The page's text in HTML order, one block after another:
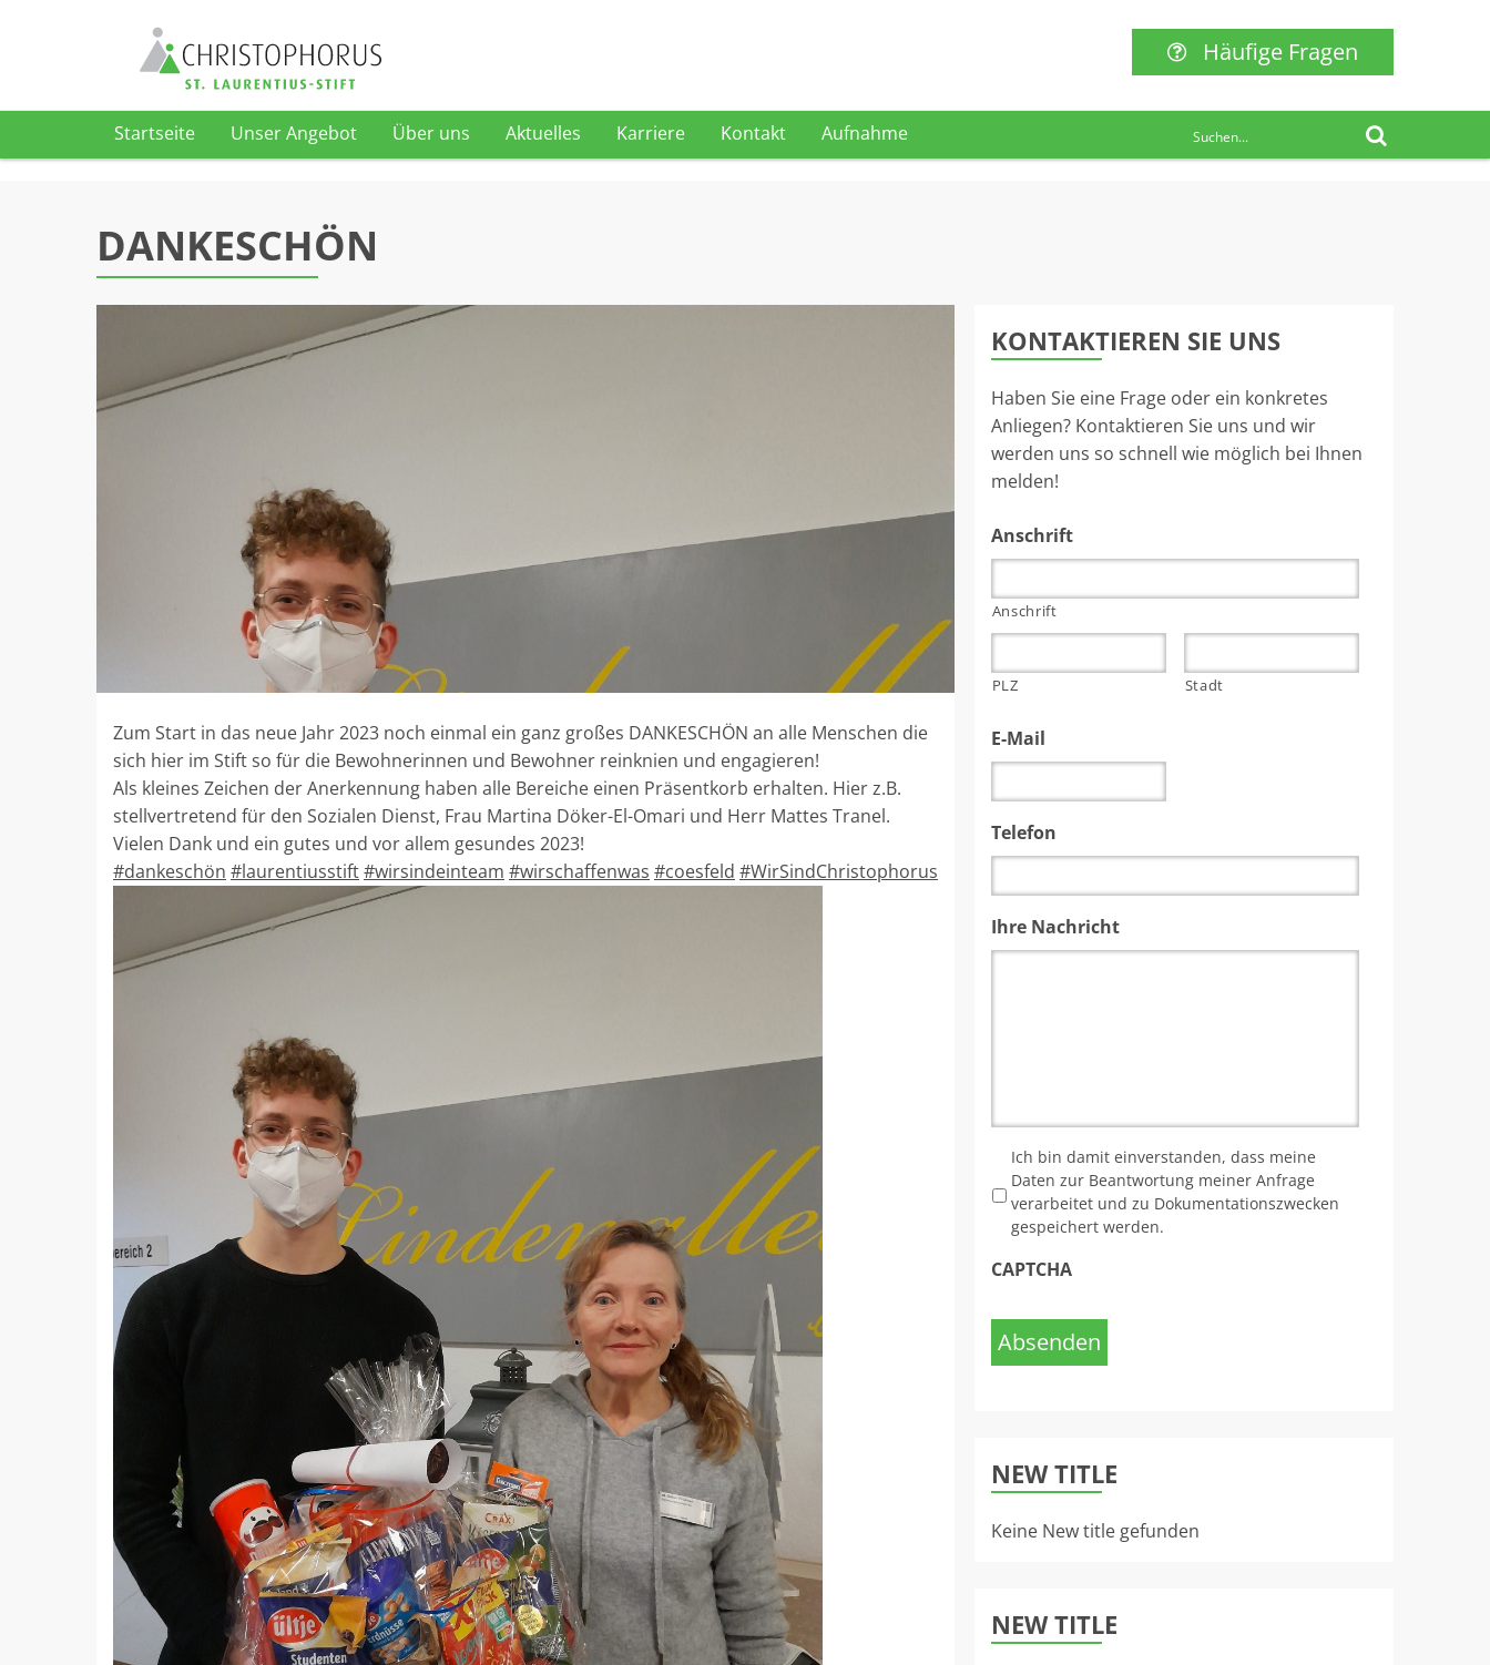
Häufige Fragen
Startseite Unser Angebot Über uns Aktuelles Karriere Kontakt Aufnahme
DANKESCHÖN
Zum Start in das neue Jahr 2023 noch einmal ein ganz großes DANKESCHÖN an alle Menschen die
sich hier im Stift so für die Bewohnerinnen und Bewohner reinknien und engagieren!
Als kleines Zeichen der Anerkennung haben alle Bereiche einen Präsentkorb erhalten. Hier z.B.
stellvertretend für den Sozialen Dienst, Frau Martina Döker-El-Omari und Herr Mattes Tranel.
Vielen Dank und ein gutes und vor allem gesundes 2023!
#dankeschön #laurentiusstift#wirsindeinteam #wirschaffenwas #coesfeld #WirSindChristophorus
KONTAKTIEREN SIE UNS
Haben Sie eine Frage oder ein konkretes
Anliegen? Kontaktieren Sie uns und wir
werden uns so schnell wie möglich bei Ihnen
melden!
Anschrift
Anschrift
PLZ Stadt
E-Mail
Telefon
Ihre Nachricht
Ich bin damit einverstanden, dass meine
Daten zur Beantwortung meiner Anfrage
verarbeitet und zu Dokumentationszwecken
gespeichert werden.
CAPTCHA
Absenden
NEW TITLE
Keine New title gefunden
NEW TITLE